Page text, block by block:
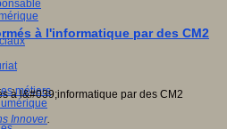
métiers
à l'informatique par des CM2
Innover.